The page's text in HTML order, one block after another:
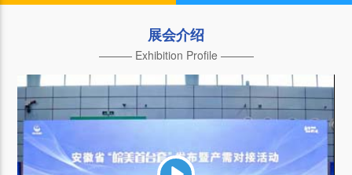
展会介绍
——— Exhibition Profile ———